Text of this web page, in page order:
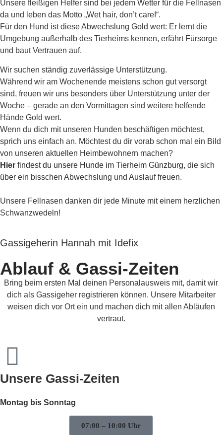
Unsere fleißigen Helfer sind bei jedem Wetter für die Fellnasen
da und leben das Motto „Wet hair, don’t care!“.
Für den Hund ist diese Abwechslung Gold wert: Er lernt die
Umgebung außerhalb des Tierheims kennen, erfährt Fürsorge
und baut Vertrauen auf.
Wir suchen ständig zuverlässige Unterstützung.
Während wir am Wochenende meistens schon gut versorgt
sind, freuen wir uns besonders über Unterstützung unter der
Woche – gerade an den Vormittagen sind weitere helfende
Hände Gold wert.
Wenn du dich mit unseren Hunden beschäftigen möchtest,
sprich uns einfach an. Möchtest du dir vorab schon mal ein Bild
von unseren aktuellen Heimbewohnern machen?
Hier findest du unsere Hunde im Tierheim Günzburg, die sich
über ein bisschen Abwechslung und Auslauf freuen.
Unsere Fellnasen danken dir jede Minute mit einem herzlichen
Schwanzwedeln!
Gassigeherin Hannah mit Idefix
Ablauf & Gassi-Zeiten
Bring beim ersten Mal deinen Personalausweis mit, damit wir
dich als Gassigeher registrieren können. Unsere Mitarbeiter
weisen dich vor Ort ein und machen dich mit allen Abläufen
vertraut.
Unsere Gassi-Zeiten
Montag bis Sonntag
07:00 – 10:00 Uhr